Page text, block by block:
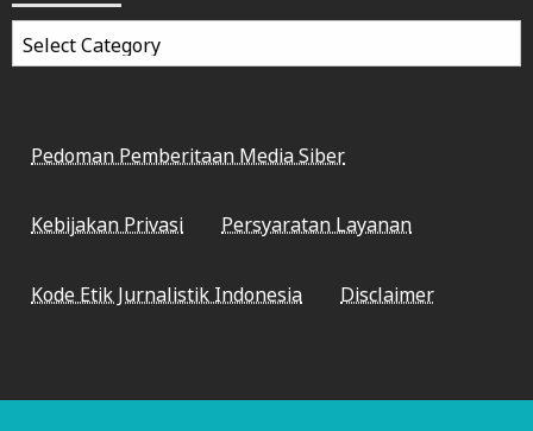
Categories
Pedoman Pemberitaan Media Siber
Kebijakan Privasi Persyaratan Layanan
Kode Etik Jurnalistik Indonesia Disclaimer